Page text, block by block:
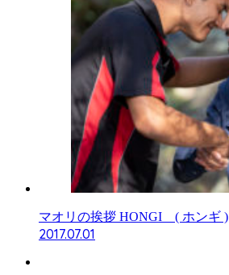
マオリの挨拶 HONGI ( ホンギ )
2017.07.01